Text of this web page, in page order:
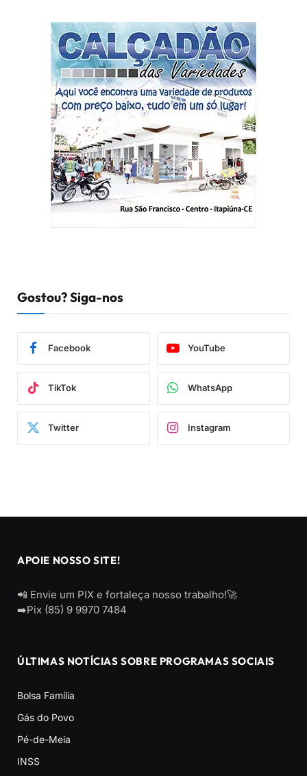
Gostou? Siga-nos
Facebook YouTube
TikTok WhatsApp
Twitter Instagram
APOIE NOSSO SITE!
📲 Envie um PIX e fortaleça nosso trabalho!🚀
➡️Pix (85) 9 9970 7484
ÚLTIMAS NOTÍCIAS SOBRE PROGRAMAS SOCIAIS
Bolsa Família
Gás do Povo
Pé-de-Meia
INSS